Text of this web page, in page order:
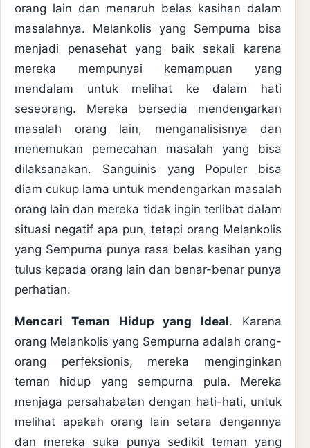
orang lain dan menaruh belas kasihan dalam
masalahnya. Melankolis yang Sempurna bisa
menjadi penasehat yang baik sekali karena
mereka mempunyai kemampuan yang
mendalam untuk melihat ke dalam hati
seseorang. Mereka bersedia mendengarkan
masalah orang lain, menganalisisnya dan
menemukan pemecahan masalah yang bisa
dilaksanakan. Sanguinis yang Populer bisa
diam cukup lama untuk mendengarkan masalah
orang lain dan mereka tidak ingin terlibat dalam
situasi negatif apa pun, tetapi orang Melankolis
yang Sempurna punya rasa belas kasihan yang
tulus kepada orang lain dan benar-benar punya
perhatian.
Mencari Teman Hidup yang Ideal. Karena
orang Melankolis yang Sempurna adalah orang-
orang perfeksionis, mereka menginginkan
teman hidup yang sempurna pula. Mereka
menjaga persahabatan dengan hati-hati, untuk
melihat apakah orang lain setara dengannya
dan mereka suka punya sedikit teman yang